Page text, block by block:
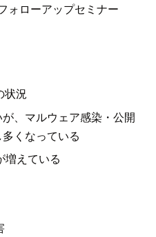
ォローアップセミナー
状況
、マルウェア感染・公開
くなっている
増えている